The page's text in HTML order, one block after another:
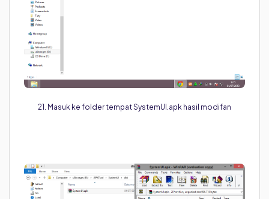
21. Masuk ke folder tempat SystemUI.apk hasil modifan